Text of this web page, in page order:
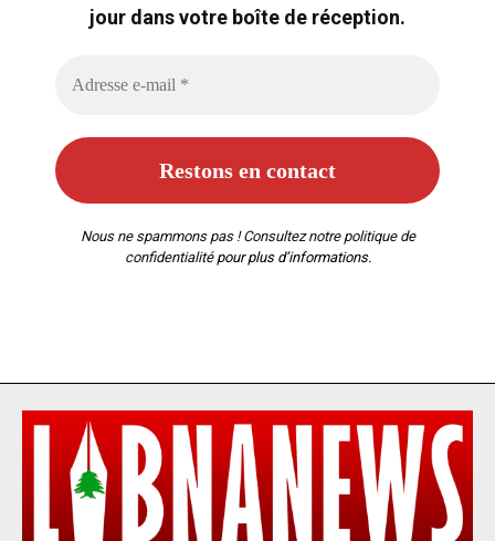
jour dans votre boîte de réception.
Nous ne spammons pas ! Consultez notre politique de
confidentialitépour plus d’informations.